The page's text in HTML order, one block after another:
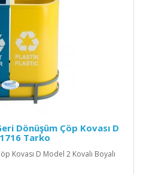
Dönüşüm Çöp Kovası D
Tarko
Kovası D Model 2 Kovalı Boyalı